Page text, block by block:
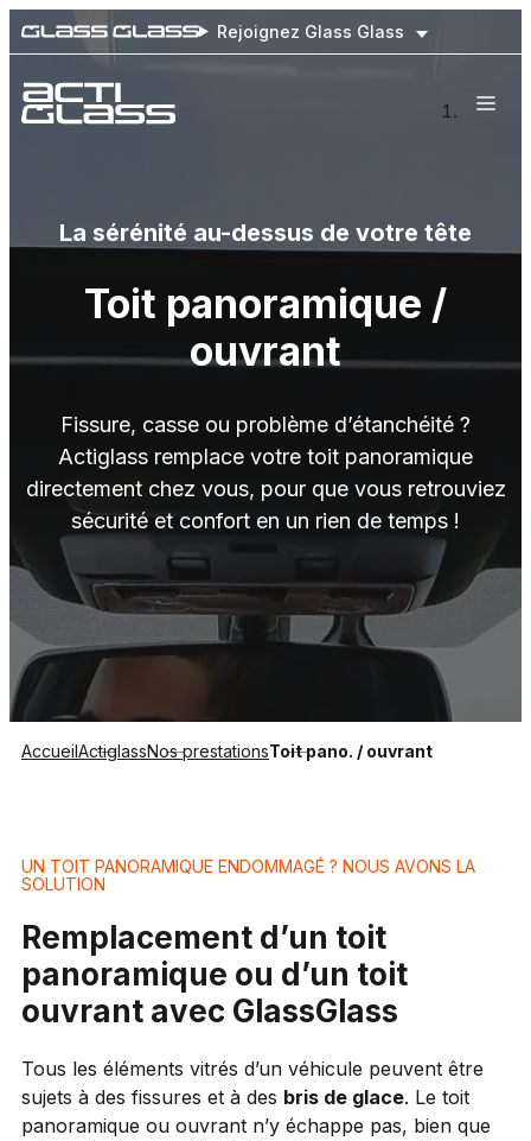
Rejoignez Glass Glass
Nos engagements
Notre réseau national
Prendre rendez-vous
La sérénité au-dessus de votre tête
Toit panoramique /
ouvrant
Fissure, casse ou problème d’étanchéité ?
Actiglass remplace votre toit panoramique
directement chez vous, pour que vous retrouviez
sécurité et confort en un rien de temps !
AccueilActiglassNos prestationsToit pano. / ouvrant
UN TOIT PANORAMIQUE ENDOMMAGÉ ? NOUS AVONS LA
SOLUTION
Remplacement d’un toit
panoramique ou d’un toit
ouvrant avec GlassGlass
Tous les éléments vitrés d’un véhicule peuvent être
sujets à des fissures et à des bris de glace. Le toit
panoramique ou ouvrant n’y échappe pas, bien que